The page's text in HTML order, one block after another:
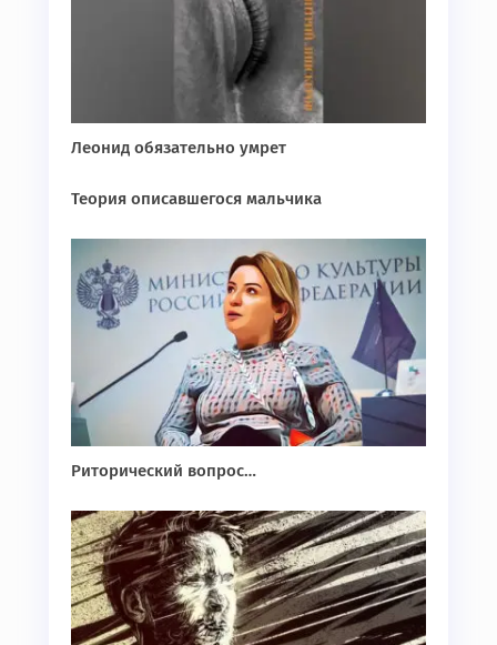
Леонид обязательно умрет
Теория описавшегося мальчика
Риторический вопрос…